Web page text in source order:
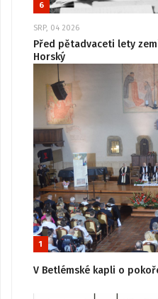
6
SRP, 04 2026
Před pětadvaceti lety
Horský
1
V Betlémské kapli o